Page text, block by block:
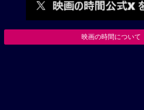
映画の時間について